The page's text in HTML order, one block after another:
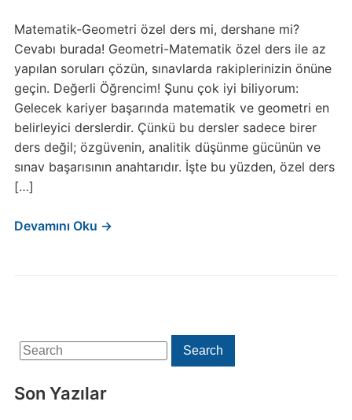
Search
for:
Search
Son Yazılar
Matematik-Geometri özel ders mi, dershane mi?
Cevabı burada! Geometri-Matematik özel ders ile az
yapılan soruları çözün, sınavlarda rakiplerinizin önüne
geçin. Değerli Öğrencim! Şunu çok iyi biliyorum:
Gelecek kariyer başarında matematik ve geometri en
belirleyici derslerdir. Çünkü bu dersler sadece birer
ders değil; özgüvenin, analitik düşünme gücünün ve
sınav başarısının anahtarıdır. İşte bu yüzden, özel ders
[…]
Devamını Oku →